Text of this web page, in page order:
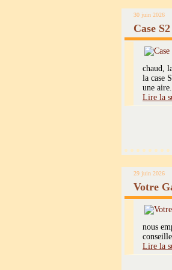
30 juin 2026
Case
chaud,
la case
une
Lire la
29 juin 2026
Votre
nous
Lire la